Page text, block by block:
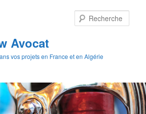
Avocat
vos projets en France et en Algérie